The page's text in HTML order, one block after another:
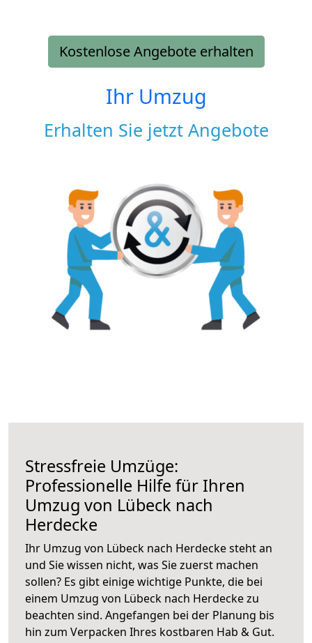
Kostenlose Angebote erhalten
Ihr Umzug
Erhalten Sie jetzt Angebote
Stressfreie Umzüge:
Professionelle Hilfe für Ihren
Umzug von Lübeck nach
Herdecke
Ihr Umzug von Lübeck nach Herdecke steht an
und Sie wissen nicht, was Sie zuerst machen
sollen? Es gibt einige wichtige Punkte, die bei
einem Umzug von Lübeck nach Herdecke zu
beachten sind. Angefangen bei der Planung bis
hin zum Verpacken Ihres kostbaren Hab & Gut.